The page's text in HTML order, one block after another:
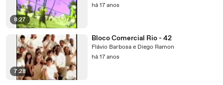
8:27
há 17 anos
7:28
Bloco Comercial Rio - 42
Flávio Barbosa e Diego Ramon
há 17 anos